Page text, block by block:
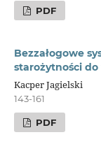
PDF
Bezzałogowe
starożytności do
Kacper Jagielski
143-161
PDF